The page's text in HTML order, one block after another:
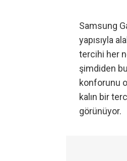
Samsung
yapısıyla
tercihi her
şimdiden
konforunu
kalın bir
görünüyor.